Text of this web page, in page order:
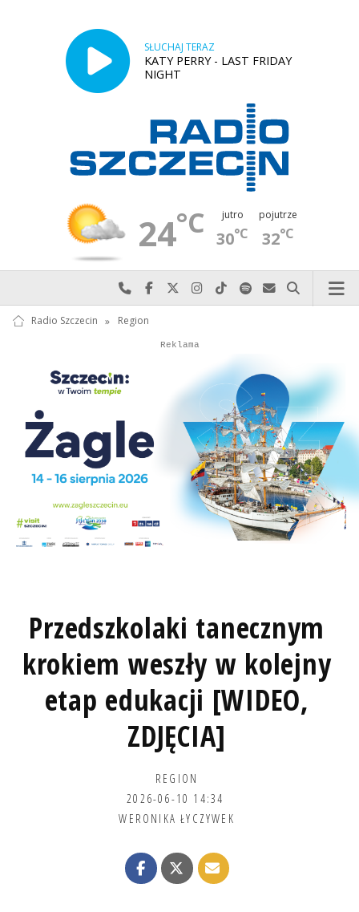
SŁUCHAJ TERAZ
KATY PERRY - LAST FRIDAY
NIGHT
24°C jutro
30°C
pojutrze
32°C
Najlepiej po prostu do nas zadzwoń
Odwiedź nas na Facebook-u
Odwiedź nas na X
Odwiedź nas na Instagram-ie
Odwiedź nas na TikTok-u
Szukaj nas na Spotify
Wyślij do nas
Szukaj
Radio Szczecin » Region
Autopromocja
Reklama
Przedszkolaki tanecznym
krokiem weszły w kolejny
etap edukacji [WIDEO,
ZDJĘCIA]
REGION
2026-06-10 14:34
WERONIKA ŁYCZYWEK